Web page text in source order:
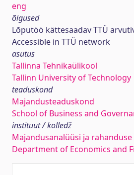
eng
õigused
Lõputöö kättesaadav TTÜ
Accessible in TTÜ network
asutus
Tallinna Tehnikaülikool
Tallinn University of Technology
teaduskond
Majandusteaduskond
School of Business and
instituut / kolledž
Majandusanalüüsi ja
Department of Economics and